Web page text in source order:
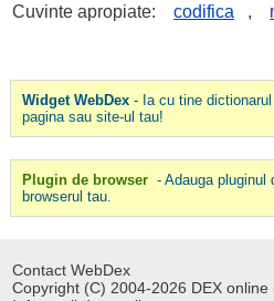
Cuvinte apropiate: codifica ,
Widget WebDex- Ia cu tine
pagina sau site-ul tau!
Plugin de browser - Adauga pluginul
browserul tau.
Contact WebDex
Copyright (C) 2004-2026 DEX online